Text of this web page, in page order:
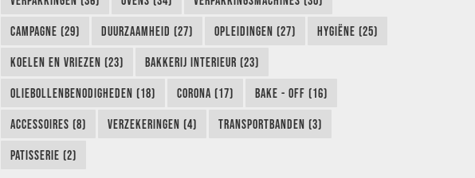
CAMPAGNE (29) DUURZAAMHEID (27) OPLEIDINGEN (27) HYGIËNE (25)
KOELEN EN VRIEZEN (23) BAKKERIJ INTERIEUR (23)
OLIEBOLLENBENODIGHEDEN (18) CORONA (17) BAKE - OFF (16)
ACCESSOIRES (8) VERZEKERINGEN (4) TRANSPORTBANDEN (3)
PATISSERIE (2)